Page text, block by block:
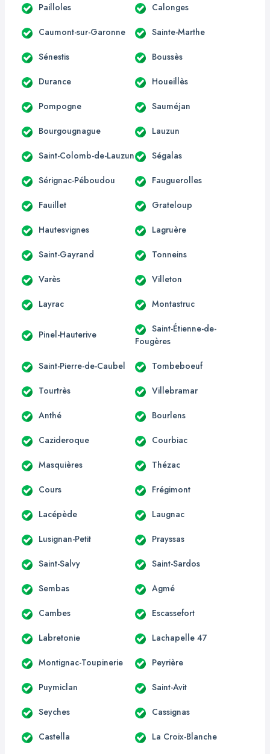
Pailloles Calonges
Caumont-sur-Garonne Sainte-Marthe
Sénestis Boussès
Durance Houeillès
Pompogne Sauméjan
Bourgougnague Lauzun
Saint-Colomb-de-Lauzun Ségalas
Sérignac-Péboudou Fauguerolles
Fauillet Grateloup
Hautesvignes Lagruère
Saint-Gayrand Tonneins
Varès Villeton
Layrac Montastruc
Pinel-Hauterive
Saint-Étienne-de-
Fougères
Saint-Pierre-de-Caubel Tombeboeuf
Tourtrès Villebramar
Anthé Bourlens
Cazideroque Courbiac
Masquières Thézac
Cours Frégimont
Lacépède Laugnac
Lusignan-Petit Prayssas
Saint-Salvy Saint-Sardos
Sembas Agmé
Cambes Escassefort
Labretonie Lachapelle 47
Montignac-Toupinerie Peyrière
Puymiclan Saint-Avit
Seyches Cassignas
Castella La Croix-Blanche